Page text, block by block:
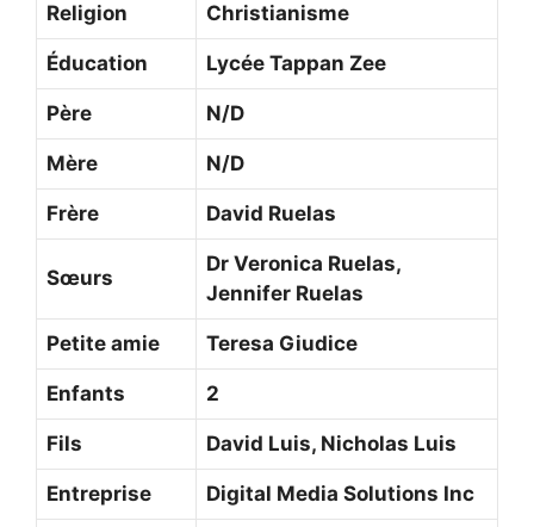
Religion Christianisme
Éducation Lycée Tappan Zee
Père N/D
Mère N/D
Frère David Ruelas
Sœurs
Dr Veronica Ruelas,
Jennifer Ruelas
Petite amie Teresa Giudice
Enfants 2
Fils David Luis, Nicholas Luis
Entreprise Digital Media Solutions Inc